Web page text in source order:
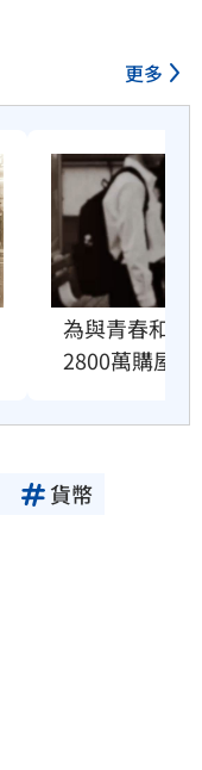
更多
為與青春和解
2800萬購屋
貨幣